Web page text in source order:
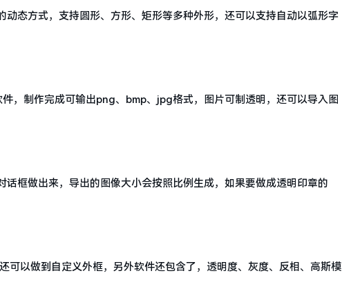
态方式，支持圆形、方形、矩形等多种外形，还可以支持自动以弧形字
，制作完成可输出png、bmp、jpg格式，图片可制透明，还可以导入图
框做出来，导出的图像大小会按照比例生成，如果要做成透明印章的
以做到自定义外框，另外软件还包含了，透明度、灰度、反相、高斯模